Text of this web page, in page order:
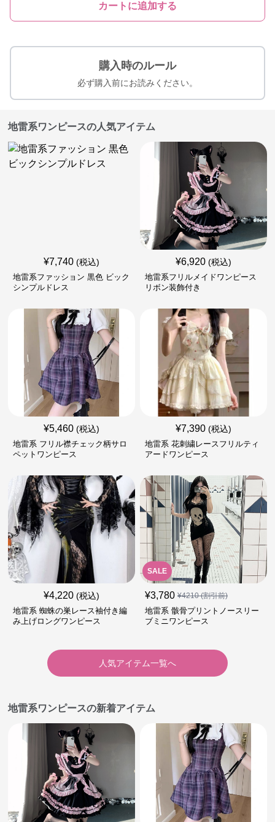
カートに追加する
購入時のルール
必ず購入前にお読みください。
地雷系ワンピースの人気アイテム
¥7,740 (税込)
地雷系ファッション 黒色 ビック
シンプルドレス
¥6,920 (税込)
地雷系フリルメイドワンピース
リボン装飾付き
¥5,460 (税込)
地雷系 フリル襟チェック柄サロ
ペットワンピース
¥7,390 (税込)
地雷系 花刺繍レースフリルティ
アードワンピース
¥4,220 (税込)
地雷系 蜘蛛の巣レース袖付き編
み上げロングワンピース
SALE
¥3,780 ¥4210(割引前)
地雷系 骸骨プリントノースリー
ブミニワンピース
人気アイテム一覧へ
地雷系ワンピースの新着アイテム